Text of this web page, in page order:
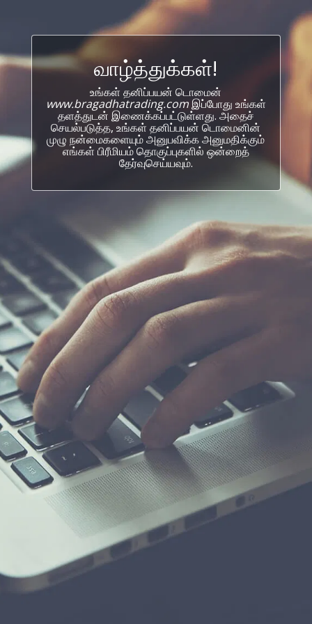
வாழ்த்துக்கள்!
உங்கள் தனிப்பயன் டொமைன்
www.bragadhatrading.comஇப்போது உங்கள்
தளத்துடன் இணைக்கப்பட்டுள்ளது. அதைச்
செயல்படுத்த, உங்கள் தனிப்பயன் டொமைனின்
முழு நன்மைகளையும் அனுபவிக்க அனுமதிக்கும்
எங்கள் பிரீமியம் தொகுப்புகளில் ஒன்றைத்
தேர்வுசெய்யவும்.